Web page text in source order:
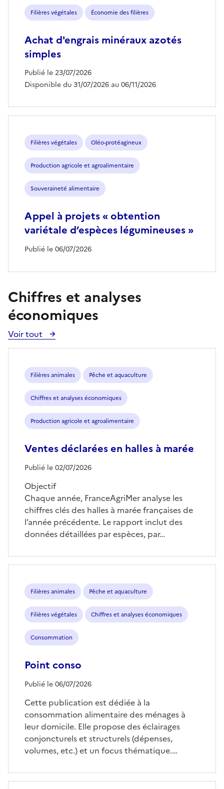
Filières végétales Économie des filières
Achat d'engrais minéraux azotés
simples
Publié le 23/07/2026
Disponible du 31/07/2026 au 06/11/2026
Filières végétales Oléo-protéagineux
Production agricole et agroalimentaire
Souveraineté alimentaire
Appel à projets « obtention
variétale d’espèces légumineuses »
Publié le 06/07/2026
Chiffres et analyses
économiques
Voir tout
Voir
toutes
publications
Filières animales Pêche et aquaculture
Chiffres et analyses économiques
Production agricole et agroalimentaire
Ventes déclarées en halles à marée
Publié le 02/07/2026
Objectif
Chaque année, FranceAgriMer analyse les
chiffres clés des halles à marée françaises de
l’année précédente. Le rapport inclut des
données détaillées par espèces, par…
Filières animales Pêche et aquaculture
Filières végétales Chiffres et analyses économiques
Consommation
Point conso
Publié le 06/07/2026
Cette publication est dédiée à la
consommation alimentaire des ménages à
leur domicile. Elle propose des éclairages
conjoncturels et structurels (dépenses,
volumes, etc.) et un focus thématique.…